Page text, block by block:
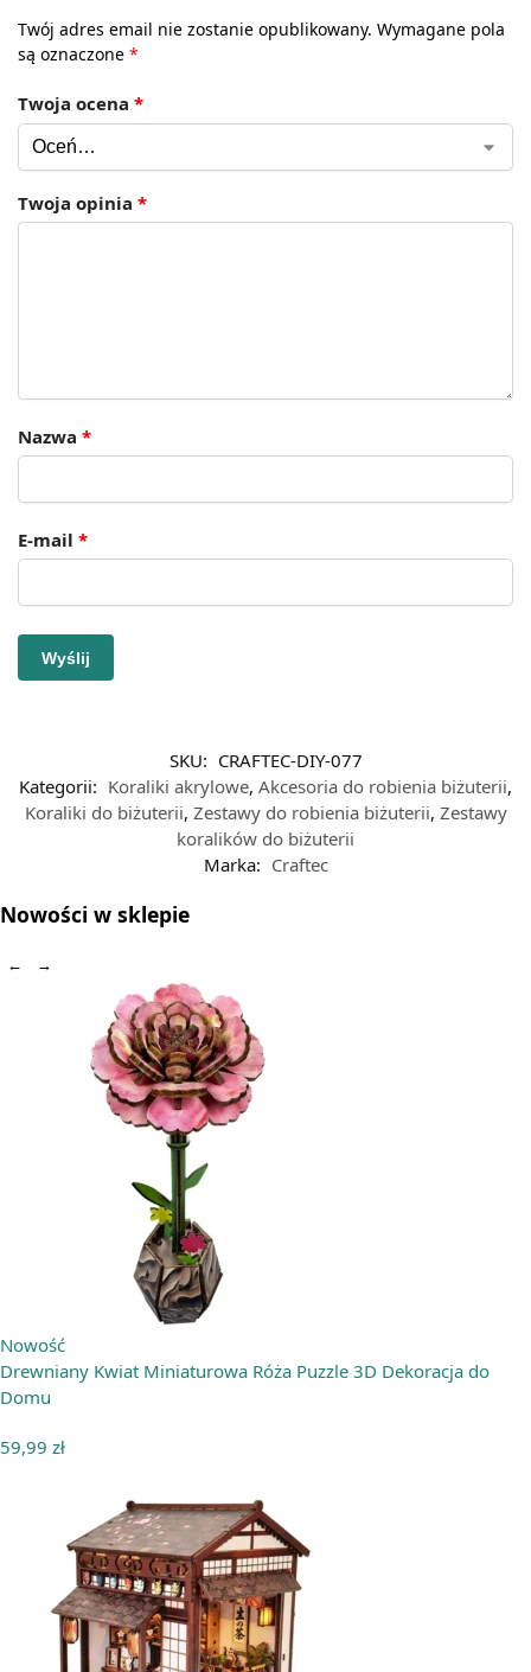
Twój adres email nie zostanie opublikowany. Wymagane pola
są oznaczone *
Twoja ocena *
Twoja opinia *
Nazwa *
E-mail *
SKU: CRAFTEC-DIY-077
Kategorii: Koraliki akrylowe, Akcesoria do robienia biżuterii,
Koraliki do biżuterii, Zestawy do robienia biżuterii, Zestawy
koralików do biżuterii
Marka: Craftec
Nowości w sklepie
← →
Nowość
Drewniany Kwiat Miniaturowa Róża Puzzle 3D Dekoracja do
Domu
59,99 zł